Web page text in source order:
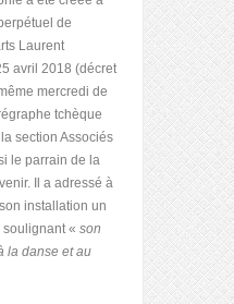
de
Laurent
avril 2018 (décret
mercredi de
tchèque
section Associés
le parrain de la
Il a adressé à
installation un
« son
la danse et au